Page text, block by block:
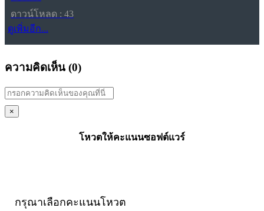
ดาวน์โหลด : 43
ดูเพิ่มอีก...
ความคิดเห็น (0)
×
โหวตให้คะแนนซอฟต์แวร์
กรุณาเลือกคะแนนโหวต